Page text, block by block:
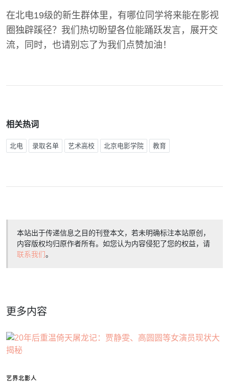
在北电19级的新生群体里，有哪位同学将来能在影视
圈独辟蹊径？我们热切盼望各位能踊跃发言，展开交
流，同时，也请别忘了为我们点赞加油！
相关热词
北电 录取名单 艺术高校 北京电影学院 教育
本站出于传递信息之目的刊登本文，若未明确标注本站原创，
内容版权均归原作者所有。如您认为内容侵犯了您的权益，请
联系我们。
更多内容
艺界北影人